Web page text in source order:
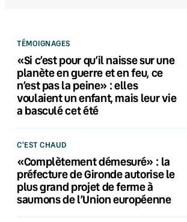
TÉMOIGNAGES
«Si c’est pour qu’il naisse sur une
planète en guerre et en feu, ce
n’est pas la peine» : elles
voulaient un enfant, mais leur vie
a basculé cet été
C'EST CHAUD
«Complètement démesuré» : la
préfecture de Gironde autorise le
plus grand projet de ferme à
saumons de l’Union européenne